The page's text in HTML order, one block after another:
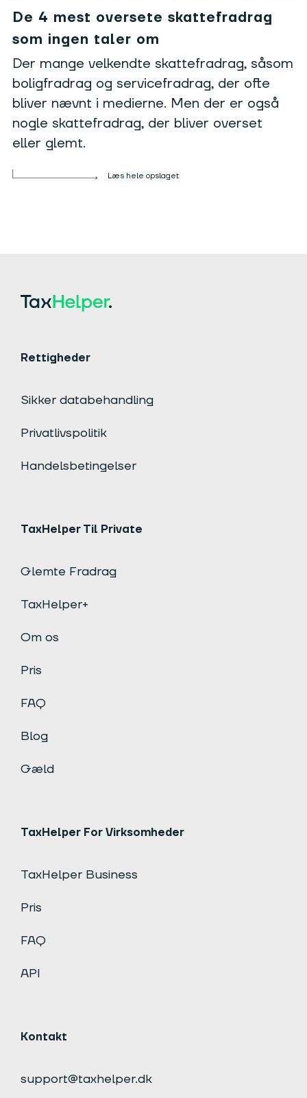
De 4 mest oversete skattefradrag
som ingen taler om
Der mange velkendte skattefradrag, såsom
boligfradrag og servicefradrag, der ofte
bliver nævnt i medierne. Men der er også
nogle skattefradrag, der bliver overset
eller glemt.
Læs hele opslaget
Rettigheder
Sikker databehandling
Privatlivspolitik
Handelsbetingelser
TaxHelper Til Private
Glemte Fradrag
TaxHelper+
Om os
Pris
FAQ
Blog
Gæld
TaxHelper For Virksomheder
TaxHelper Business
Pris
FAQ
API
Kontakt
support@taxhelper.dk